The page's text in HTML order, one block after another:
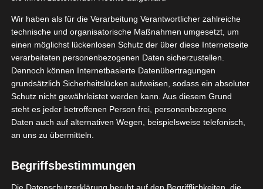
28
11, 2023
– Die
Events
ANIMAL – Die Heimtiermesse Bericht
Wir haben als für die Verarbeitung Verantwortlicher zahlreiche
technische und organisatorische Maßnahmen umgesetzt, um
einen möglichst lückenlosen Schutz der über diese Internetseite
verarbeiteten personenbezogenen Daten sicherzustellen.
Dennoch können Internetbasierte Datenübertragungen
grundsätzlich Sicherheitslücken aufweisen, sodass ein absoluter
Schutz nicht gewährleistet werden kann. Aus diesem Grund
steht es jeder betroffenen Person frei, personenbezogene
Daten auch auf alternativen Wegen, beispielsweise telefonisch,
an uns zu übermitteln.
Begriffsbestimmungen